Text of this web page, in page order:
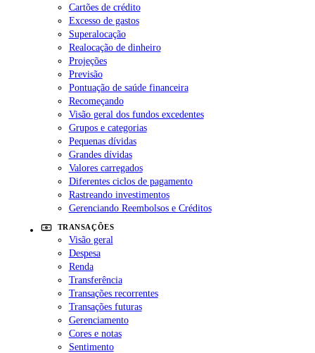
Cartões de crédito
Excesso de gastos
Superalocação
Realocação de dinheiro
Projeções
Previsão
Pontuação de saúde financeira
Recomeçando
Visão geral dos fundos excedentes
Grupos e categorias
Pequenas dívidas
Grandes dívidas
Valores carregados
Diferentes ciclos de pagamento
Rastreando investimentos
Gerenciando Reembolsos e Créditos
TRANSAÇÕES
Visão geral
Despesa
Renda
Transferência
Transações recorrentes
Transações futuras
Gerenciamento
Cores e notas
Sentimento